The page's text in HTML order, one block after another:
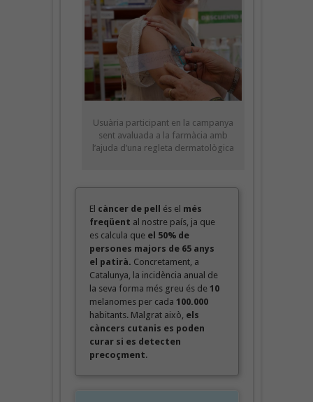
Usuària participant en la campanya
sent avaluada a la farmàcia amb
l’ajuda d’una regleta dermatològica
El càncer de pell és el més
freqüent al nostre país, ja que
es calcula que el 50% de
persones majors de 65 anys
el patirà. Concretament, a
Catalunya, la incidència anual de
la seva forma més greu és de 10
melanomes per cada 100.000
habitants. Malgrat això, els
càncers cutanis es poden
curar si es detecten
precoçment.